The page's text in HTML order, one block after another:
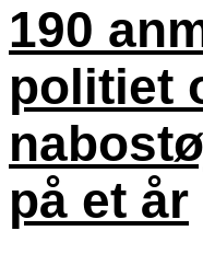
190
politiet
på et år